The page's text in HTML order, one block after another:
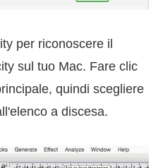
per riconoscere il
sul tuo Mac. Fare clic
quindi scegliere
a discesa.